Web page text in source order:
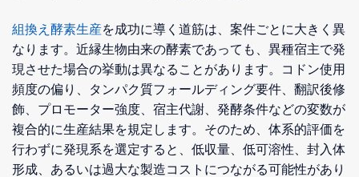
組換え酵素生産を成功に導く道筋は、案件ごとに大きく異
なります。近縁生物由来の酵素であっても、異種宿主で発
現させた場合の挙動は異なることがあります。コドン使用
頻度の偏り、タンパク質フォールディング要件、翻訳後修
飾、プロモーター強度、宿主代謝、発酵条件などの変数が
複合的に生産結果を規定します。そのため、体系的評価を
行わずに発現系を選定すると、低収量、低可溶性、封入体
形成、あるいは過大な製造コストにつながる可能性があり